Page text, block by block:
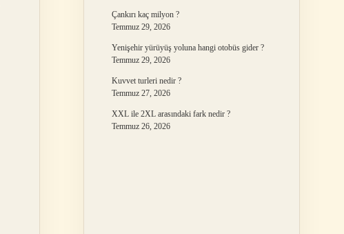
Çankırı kaç milyon ?
Temmuz 29, 2026
Yenişehir yürüyüş yoluna hangi otobüs gider ?
Temmuz 29, 2026
Kuvvet turleri nedir ?
Temmuz 27, 2026
XXL ile 2XL arasındaki fark nedir ?
Temmuz 26, 2026